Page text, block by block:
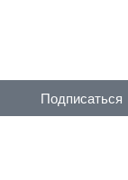
Подписаться